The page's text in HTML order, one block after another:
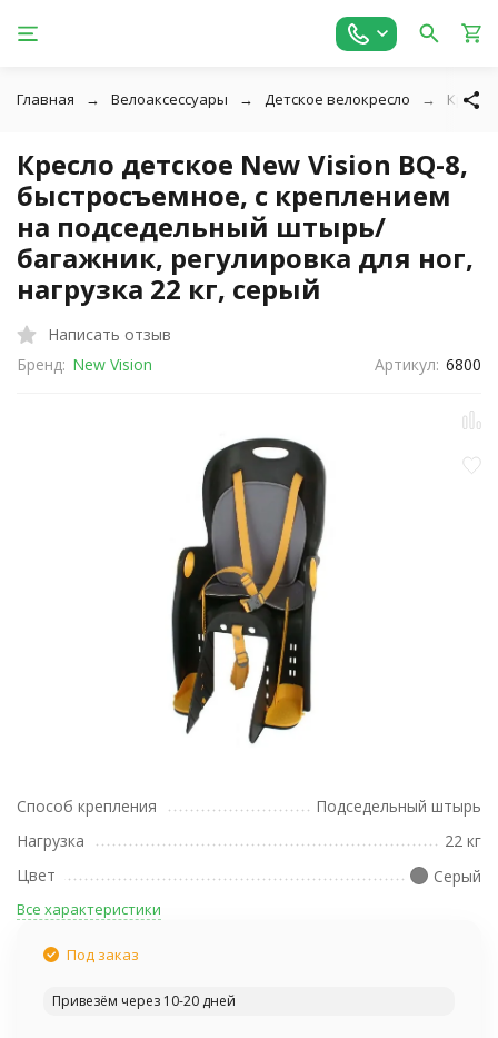
Главная Велоаксессуары Детское велокресло
Кресло детское New Vision BQ-8,
быстросъемное, с креплением
на подседельный штырь/
багажник, регулировка для ног,
нагрузка 22 кг, серый
Написать отзыв
Бренд: New Vision Артикул: 6800
Способ крепления
Подседельный штырь
Нагрузка
22 кг
Цвет
Серый
Все характеристики
Под заказ
Привезём через 10-20 дней